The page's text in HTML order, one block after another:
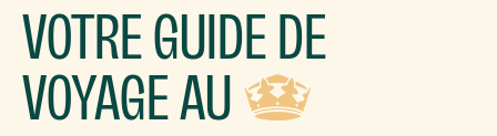
VOTRE GUIDE DE
VOYAGE AU D